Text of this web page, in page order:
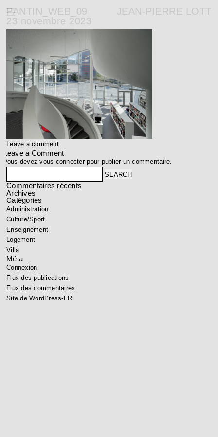
JEAN-PIERRE LOTT
PANTIN_WEB_09
23 novembre 2023
Leave a comment
Leave a Comment
Vous devezvous connecterpour publier un commentaire.
Commentaires récents
Archives
Catégories
Administration
Culture/Sport
Enseignement
Logement
Villa
Méta
Connexion
Flux des publications
Flux des commentaires
Site de WordPress-FR